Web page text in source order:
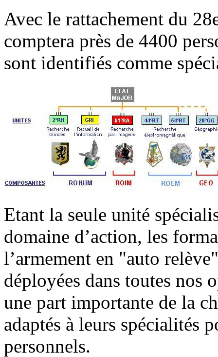
Avec le rattachement du
comptera près de 4400
sont identifiés comme
Etant la seule unité
domaine d’action, les
l’armement en "auto
déployées dans toutes nos
une part importante de la
adaptés à leurs spécialités
personnels.